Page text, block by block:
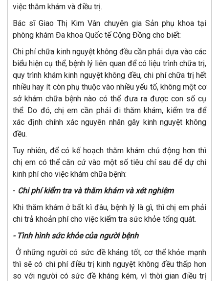
việc thăm khám và điều trị.
Bác sĩ Giao Thị Kim Vân chuyên gia Sản phụ khoa tại
phòng khám Đa khoa Quốc tế Cộng Đồng cho biết:
Chi phí chữa kinh nguyệt không đều cần phải dựa vào các
biểu hiện cụ thể, bệnh lý liên quan để có liệu trình chữa trị,
quy trình khám kinh nguyệt không đều, chi phí chữa trị hết
nhiều hay ít còn phụ thuộc vào nhiều yếu tố, không một cơ
sở khám chữa bệnh nào có thể đưa ra được con số cụ
thể. Do đó, chị em cần phải đi thăm khám, kiểm tra để
xác định chính xác nguyên nhân gây kinh nguyệt không
đều.
Tuy nhiên, để có kế hoạch thăm khám chủ động hơn thì
chị em có thể căn cứ vào một số tiêu chí sau để dự chi
kinh phí cho việc khám chữa bệnh:
- Chi phí kiểm tra và thăm khám và xét nghiệm
Khi thăm khám ở bất kì đâu, bệnh lý là gì, thì chị em phải
chi trả khoản phí cho việc kiểm tra sức khỏe tổng quát.
- Tình hình sức khỏe của người bệnh
Ở những người có sức đề kháng tốt, cơ thể khỏe mạnh
thì sẽ có chi phí điều trị kinh nguyệt không đều thấp hơn
so với người có sức đề kháng kém, vì thời gian điều trị